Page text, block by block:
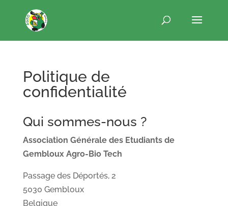
Politique de
confidentialité
Qui sommes-nous ?
Association Générale des Etudiants de
Gembloux Agro-Bio Tech
Passage des Déportés, 2
5030 Gembloux
Belgique